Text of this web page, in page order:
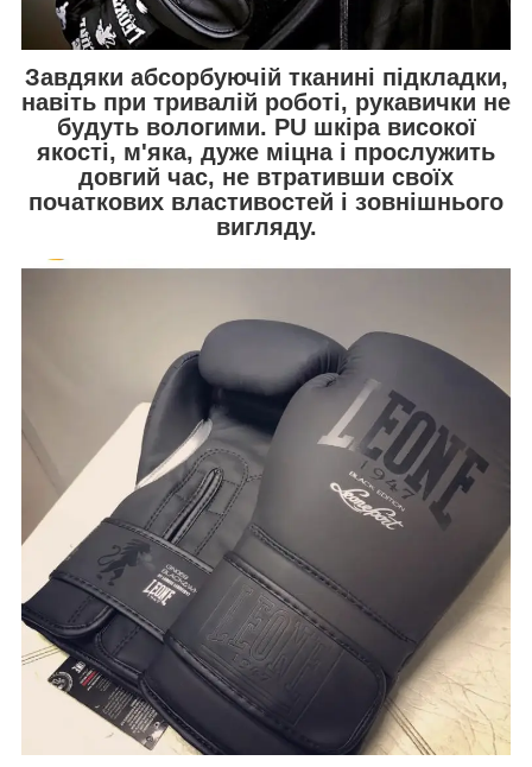
Завдяки абсорбуючій тканині підкладки,
навіть при тривалій роботі, рукавички не
будуть вологими. PU шкіра високої
якості, м'яка, дуже міцна і прослужить
довгий час, не втративши своїх
початкових властивостей і зовнішнього
вигляду.